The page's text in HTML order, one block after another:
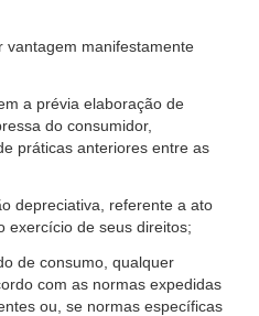
vantagem manifestamente
a prévia elaboração de
do consumidor,
práticas anteriores entre as
depreciativa, referente a ato
exercício de seus direitos;
de consumo, qualquer
com as normas expedidas
ou, se normas específicas